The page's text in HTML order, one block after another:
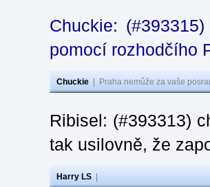
Chuckie:
pomocí rozhodčího
Chuckie Praha nemůže za vaše
Ribisel: (#393313)
tak usilovně, že
Harry LS